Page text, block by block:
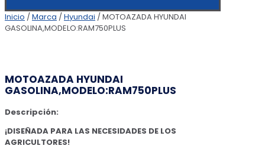
Inicio / Marca / Hyundai / MOTOAZADA HYUNDAI
GASOLINA,MODELO:RAM750PLUS
MOTOAZADA HYUNDAI
GASOLINA,MODELO:RAM750PLUS
Descripción:
¡DISEÑADA PARA LAS NECESIDADES DE LOS
AGRICULTORES!